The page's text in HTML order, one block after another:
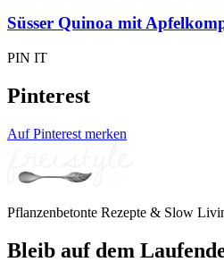
Süsser Quinoa mit
PIN IT
Pinterest
Auf Pinterest merken
Pflanzenbetonte Rezepte & Slow
Bleib auf dem